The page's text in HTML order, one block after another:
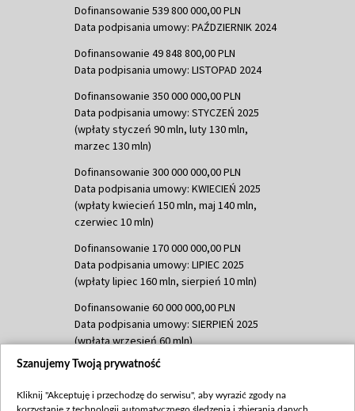
Dofinansowanie 539 800 000,00 PLN
Data podpisania umowy: PAŹDZIERNIK 2024
Dofinansowanie 49 848 800,00 PLN
Data podpisania umowy: LISTOPAD 2024
Dofinansowanie 350 000 000,00 PLN
Data podpisania umowy: STYCZEŃ 2025
(wpłaty styczeń 90 mln, luty 130 mln,
marzec 130 mln)
Dofinansowanie 300 000 000,00 PLN
Data podpisania umowy: KWIECIEŃ 2025
(wpłaty kwiecień 150 mln, maj 140 mln,
czerwiec 10 mln)
Dofinansowanie 170 000 000,00 PLN
Data podpisania umowy: LIPIEC 2025
(wpłaty lipiec 160 mln, sierpień 10 mln)
Dofinansowanie 60 000 000,00 PLN
Data podpisania umowy: SIERPIEŃ 2025
(wpłata wrzesień 60 mln)
Dofinansowanie 635 783 051,21 PLN
(wpłata wrzesień 100 mln, październik 350
Szanujemy Twoją prywatność
Kliknij "Akceptuję i przechodzę do serwisu", aby wyrazić zgody na